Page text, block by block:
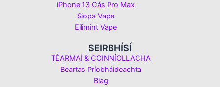
iPhone 13 Cás Pro Max
Siopa Vape
Eilimint Vape
SEIRBHÍSÍ
TÉARMAÍ & COINNÍOLLACHA
Beartas Príobháideachta
Blag